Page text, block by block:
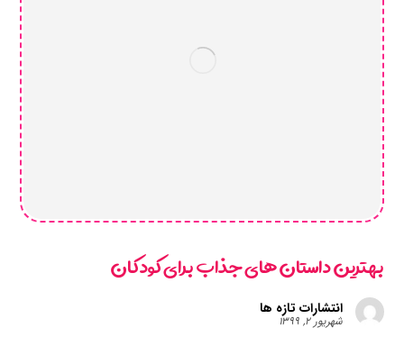
بهترین داستان های جذاب برای کودکان
انتشارات تازه ها
شهریور ۲, ۱۳۹۹